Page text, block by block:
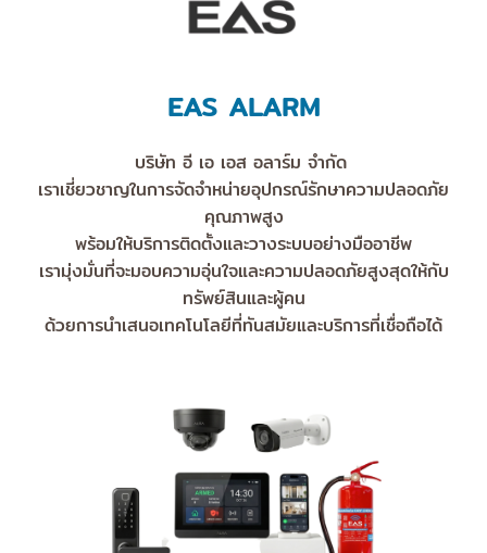
EAS ALARM
บริษัท อี เอ เอส อลาร์ม จำกัด
เราเชี่ยวชาญในการจัดจำหน่ายอุปกรณ์รักษาความปลอดภัย
คุณภาพสูง
พร้อมให้บริการติดตั้งและวางระบบอย่างมืออาชีพ
เรามุ่งมั่นที่จะมอบความอุ่นใจและความปลอดภัยสูงสุดให้กับ
ทรัพย์สินและผู้คน
ด้วยการนำเสนอเทคโนโลยีที่ทันสมัยและบริการที่เชื่อถือได้